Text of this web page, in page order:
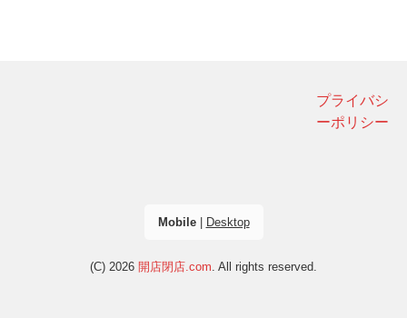
プライバシ
ーポリシー
Mobile| Desktop
(C) 2026 開店閉店.com. All rights reserved.